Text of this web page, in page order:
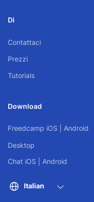
Di
Contattaci
Prezzi
Tutorials
Download
Freedcamp iOS Android
Desktop
Chat iOS Android
Italian